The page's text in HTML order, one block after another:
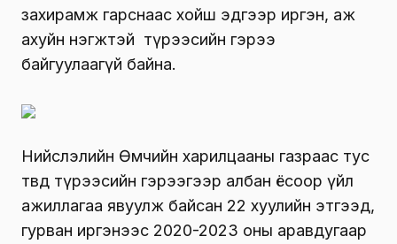
захирамж гарснаас хойш эдгээр иргэн, аж
ахуйн нэгжтэй түрээсийн гэрээ
байгуулаагүй байна.
Нийслэлийн Өмчийн харилцааны газраас тус
төвд түрээсийн гэрээгээр албан ёсоор үйл
ажиллагаа явуулж байсан 22 хуулийн этгээд,
гурван иргэнээс 2020-2023 оны аравдугаар